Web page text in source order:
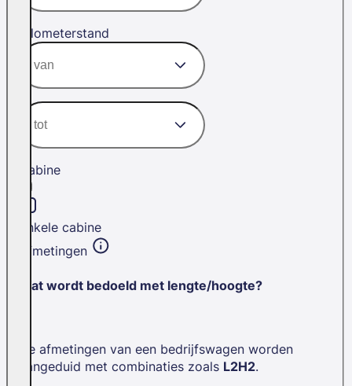
Kilometerstand
Cabine
Enkele cabine
Afmetingen
Wat wordt bedoeld met lengte/hoogte?
De afmetingen van een bedrijfswagen worden
aangeduid met combinaties zoals L2H2.